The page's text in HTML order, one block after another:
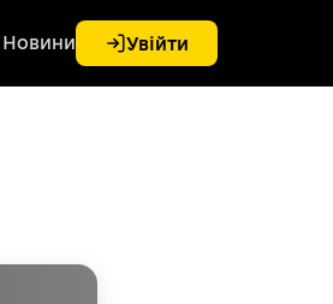
Новини Увійти